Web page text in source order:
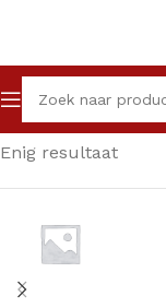
Home Winkel
Enig resultaat